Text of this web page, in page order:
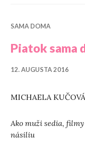
SAMA DOMA
Piatok sama
12. AUGUSTA 2016
MICHAELA
Ako muži sedia,
násiliu